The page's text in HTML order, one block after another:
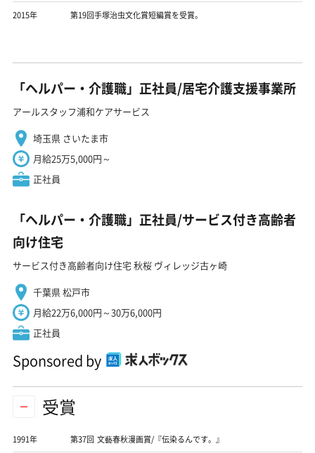
2015年 第19回手塚治虫文化賞短編賞を受賞。
「ヘルパー・介護職」正社員/居宅介護支援事業所
アールスタッフ浦和ケアサービス
埼玉県 さいたま市
月給25万5,000円～
正社員
「ヘルパー・介護職」正社員/サービス付き高齢者
向け住宅
サービス付き高齢者向け住宅 秋桜 ヴィレッジ古ヶ崎
千葉県 松戸市
月給22万6,000円～30万6,000円
正社員
Sponsored by
受賞
1991年 第37回 文藝春秋漫画賞/『伝染るんです。』